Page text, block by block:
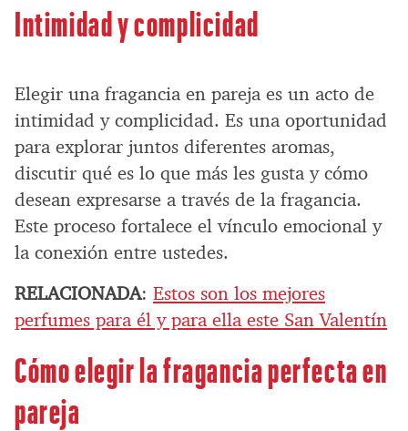
Intimidad y complicidad
Elegir una fragancia en pareja es un acto de
intimidad y complicidad. Es una oportunidad
para explorar juntos diferentes aromas,
discutir qué es lo que más les gusta y cómo
desean expresarse a través de la fragancia.
Este proceso fortalece el vínculo emocional y
la conexión entre ustedes.
RELACIONADA: Estos son los mejores
perfumes para él y para ella este San Valentín
Cómo elegir la fragancia perfecta en
pareja